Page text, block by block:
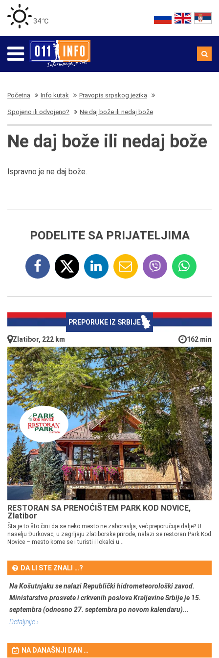
34 ℃
Početna Info kutak Pravopis srpskog jezika
Spojeno ili odvojeno? Ne daj bože ili nedaj bože
Ne daj bože ili nedaj bože
Ispravno je ne daj bože.
PODELITE SA PRIJATELJIMA
PREPORUKE IZ SRBIJE
Zlatibor, 222 km 162 min
RESTORAN SA PRENOĆIŠTEM PARK KOD NOVICE,
Zlatibor
Šta je to što čini da se neko mesto ne zaboravlja, već preporučuje dalje? U
naselju Đurkovac, u zagrljaju zlatiborske prirode, nalazi se restoran Park Kod
Novice – mesto kome se i turisti i lokalci u...
DA LI STE ZNALI …?
Na Košutnjaku se nalazi Republički hidrometeorološki zavod.
Ministarstvo prosvete i crkvenih poslova Kraljevine Srbije je 15.
septembra (odnosno 27. septembra po novom kalendaru)...
Detaljnije ›
NA DANAŠNJI DAN …